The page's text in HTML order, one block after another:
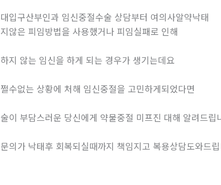
입구산부인과 임신중절수술 상담부터 여의사알약낙­태
않은 피임방법을 사용했거나 피임실패로 인해
지 않는 임신을 하게 되는 경우가 생기는데요
수없는 상황에 처해 임신중절을 고민하게되었다면
이 부담스러운 당신에게 약물중절 미프진 대해 알려드립
의가 낙태후 회복되실때까지 책임지고 복용상담도와드